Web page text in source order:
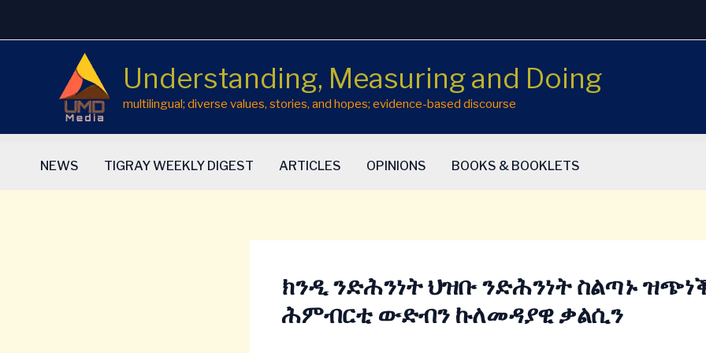
Understanding, Measuring and Doing
multilingual; diverse values, stories, and hopes; evidence-based discourse
NEWS TIGRAY WEEKLY DIGEST ARTICLES OPINIONS BOOKS & BOOKLETS
ክንዲ ንድሕንነት ህዝቡ ንድሕንነት ስልጣኑ
ሕምብርቲ ውድብን ኩለመዳያዊ ቃልሲን